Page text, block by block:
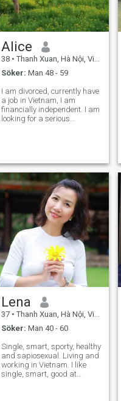
Alice
38 • Thanh Xuan, Hà Nội, Vietnam
Söker: Man 48 - 59
I am divorced, currently have
a job in Vietnam, I am
financially independent. I am
looking for a serious
Please read my profile
carefully be
Lena
37 • Thanh Xuan, Hà Nội, Vietnam
Söker: Man 40 - 60
Single, smart, sporty, healthy
and sapiosexual. Living and
working in Vietnam. I like
single, smart, good at